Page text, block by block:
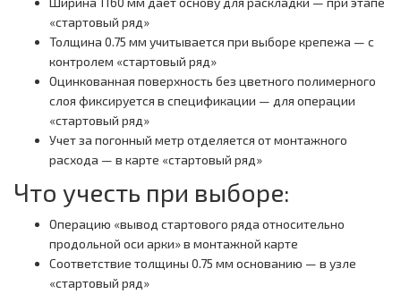
«стартовый ряд»
Толщина 0.75 мм учитывается при выборе крепежа — с
контролем «стартовый ряд»
Оцинкованная поверхность без цветного полимерного
слоя фиксируется в спецификации — для операции
«стартовый ряд»
Учет за погонный метр отделяется от монтажного
расхода — в карте «стартовый ряд»
Что учесть при выборе:
Операцию «вывод стартового ряда относительно
продольной оси арки» в монтажной карте
Соответствие толщины 0.75 мм основанию — в узле
«стартовый ряд»